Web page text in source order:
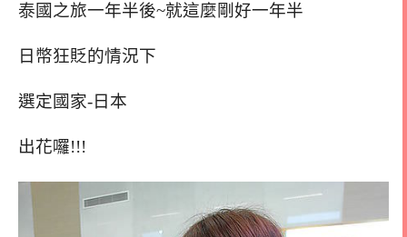
泰國之旅一年半後~就這麼剛好一年半
日幣狂貶的情況下
選定國家-日本
出花囉!!!